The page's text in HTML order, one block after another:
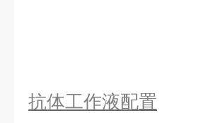
抗体工作液配置